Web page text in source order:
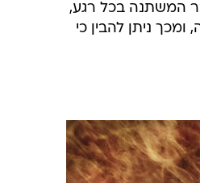
המשתנה בכל רגע,
ומכך ניתן להבין כי